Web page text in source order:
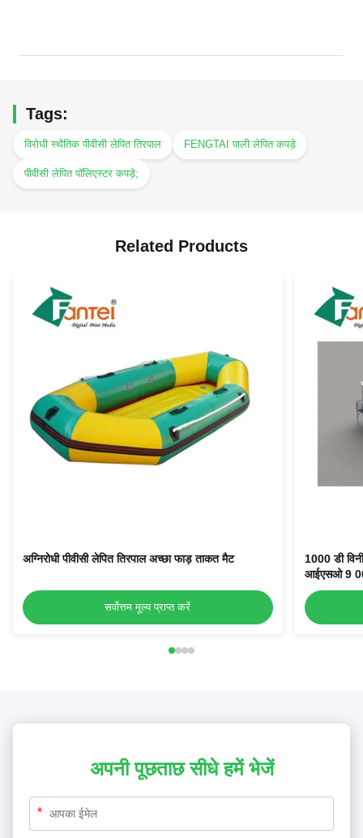
Tags:
विरोधी स्थैतिक पीवीसी लेपित तिरपाल FENGTAI पाली लेपित कपड़े
पीवीसी लेपित पॉलिएस्टर कपड़े;
Related Products
अग्निरोधी पीवीसी लेपित तिरपाल अच्छा फाड़ ताकत मैट
सर्वोत्तम मूल्य प्राप्त करें
1000 डी
आईएसओ 9
अपनी पूछताछ सीधे हमें भेजें
*